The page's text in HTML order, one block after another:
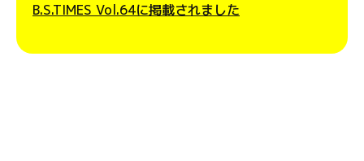
B.S.TIMES Vol.64に掲載されました